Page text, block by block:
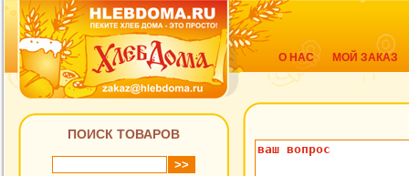
О НАС МОЙ ЗАКАЗ
ПОИСК ТОВАРОВ